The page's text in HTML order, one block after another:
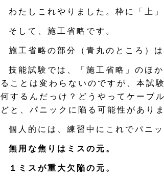
わたしこれやりました。枠に「上
そして、施工省略です。
施工省略の部分（青丸のところ）
技能試験では、「施工省略」のほ
ることは変わらないのですが、本試
何するんだっけ？どうやってケーブ
どと、パニックに陥る可能性がありま
個人的には、練習中にこれでパニ
無用な焦りはミスの元。
１ミスが重大欠陥の元。